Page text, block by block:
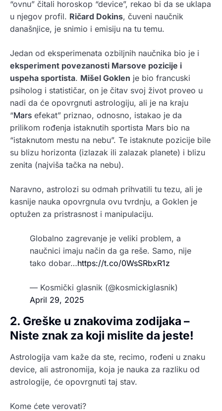
“ovnu” čitali horoskop “device”, rekao bi da se uklapa
u njegov profil. Ričard Dokins, čuveni naučnik
današnjice, je snimio i emisiju na tu temu.
Jedan od eksperimenata ozbiljnih naučnika bio je i
eksperiment povezanosti Marsove pozicije i
uspeha sportista. Mišel Goklen je bio francuski
psiholog i statističar, on je čitav svoj život proveo u
nadi da će opovrgnuti astrologiju, ali je na kraju
“Mars efekat” priznao, odnosno, istakao je da
prilikom rođenja istaknutih sportista Mars bio na
“istaknutom mestu na nebu”. Te istaknute pozicije bile
su blizu horizonta (izlazak ili zalazak planete) i blizu
zenita (najviša tačka na nebu).
Naravno, astrolozi su odmah prihvatili tu tezu, ali je
kasnije nauka opovrgnula ovu tvrdnju, a Goklen je
optužen za pristrasnost i manipulaciju.
Globalno zagrevanje je veliki problem, a
naučnici imaju način da ga reše. Samo, nije
tako dobar…https://t.co/0WsSRbxR1z
— Kosmički glasnik (@kosmickiglasnik)
April 29, 2025
2. Greške u znakovima zodijaka –
Niste znak za koji mislite da jeste!
Astrologija vam kaže da ste, recimo, rođeni u znaku
device, ali astronomija, koja je nauka za razliku od
astrologije, će opovrgnuti taj stav.
Kome ćete verovati?